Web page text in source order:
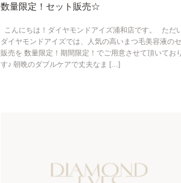
数量限定！セット販売☆
こんにちは！ダイヤモンドアイズ浦和店です。 ただ
ダイヤモンドアイズでは、人気の高いまつ毛美容液の
販売を 数量限定！期間限定！でご用意させて頂いてお
す♪ 朝晩のダブルケアで丈夫なま […]